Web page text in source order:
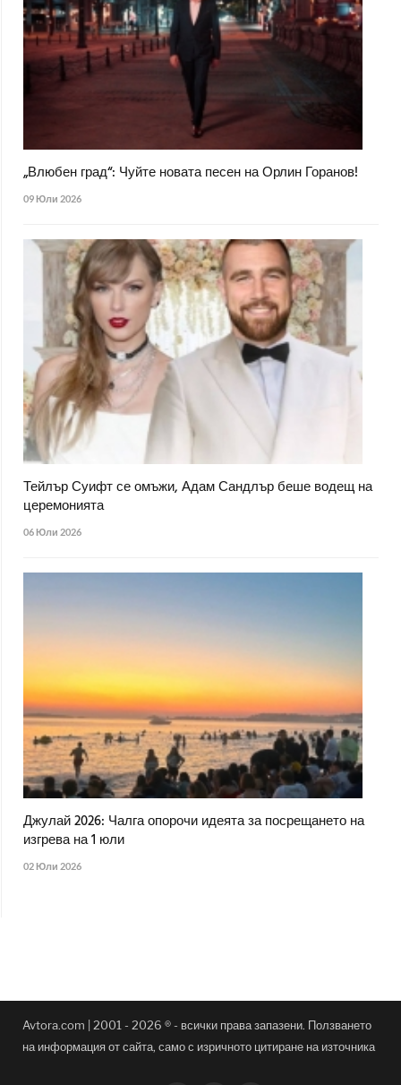
„Влюбен град“: Чуйте новата песен на Орлин Горанов!
09 Юли 2026
Тейлър Суифт се омъжи, Адам Сандлър беше водещ на
церемонията
06 Юли 2026
Джулай 2026: Чалга опорочи идеята за посрещането на
изгрева на 1 юли
02 Юли 2026
Avtora.com | 2001 - 2026 ® - всички права запазени. Ползването
на информация от сайта, само с изричното цитиране на източника